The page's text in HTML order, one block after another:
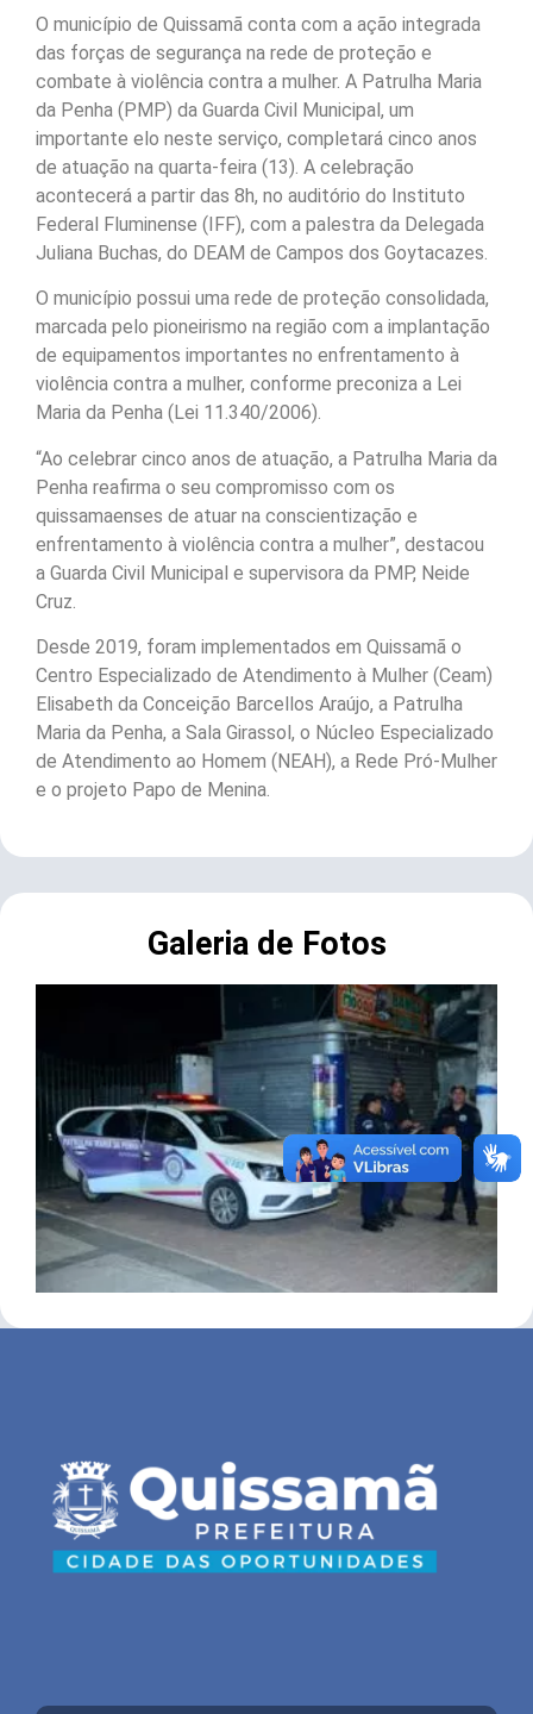
O município de Quissamã conta com a ação integrada
das forças de segurança na rede de proteção e
combate à violência contra a mulher. A Patrulha Maria
da Penha (PMP) da Guarda Civil Municipal, um
importante elo neste serviço, completará cinco anos
de atuação na quarta-feira (13). A celebração
acontecerá a partir das 8h, no auditório do Instituto
Federal Fluminense (IFF), com a palestra da Delegada
Juliana Buchas, do DEAM de Campos dos Goytacazes.
O município possui uma rede de proteção consolidada,
marcada pelo pioneirismo na região com a implantação
de equipamentos importantes no enfrentamento à
violência contra a mulher, conforme preconiza a Lei
Maria da Penha (Lei 11.340/2006).
“Ao celebrar cinco anos de atuação, a Patrulha Maria da
Penha reafirma o seu compromisso com os
quissamaenses de atuar na conscientização e
enfrentamento à violência contra a mulher”, destacou
a Guarda Civil Municipal e supervisora da PMP, Neide
Cruz.
Desde 2019, foram implementados em Quissamã o
Centro Especializado de Atendimento à Mulher (Ceam)
Elisabeth da Conceição Barcellos Araújo, a Patrulha
Maria da Penha, a Sala Girassol, o Núcleo Especializado
de Atendimento ao Homem (NEAH), a Rede Pró-Mulher
e o projeto Papo de Menina.
Galeria de Fotos